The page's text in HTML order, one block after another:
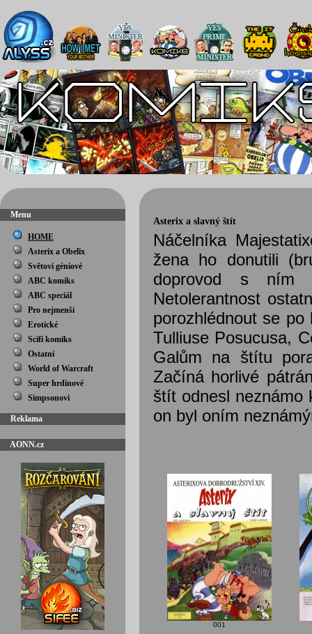
Menu
HOME
Asterix a Obelix
Světoví géniové
ABC komiks
ABC speciál
Pro nejmenší
Erotické
Scifi komiks
Ostatní
World of Warcraft
Super hrdinové
Simpsonovi
Reklama
AONN.cz
Asterix a slavný štít
Náčelníka
žena ho donutili
doprovod s ním
Netolerantnost
porozhlédnout se
Tulliuse Posucusa,
Galům na štítu
Začíná horlivé
štít odnesl neznámo
on byl oním
001